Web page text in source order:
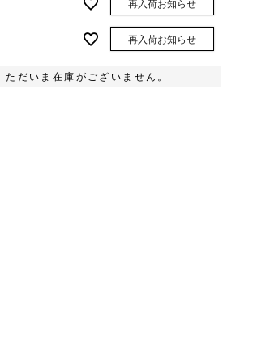
再入荷お知らせ
再入荷お知らせ
だいま在庫がございません。